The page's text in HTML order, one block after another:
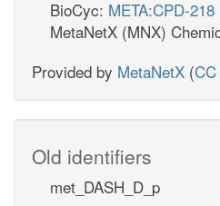
BioCyc: META:CPD-218
MetaNetX (MNX)
Provided by MetaNetX (
Old identifiers
met_DASH_D_p